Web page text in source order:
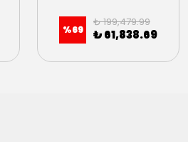
%69
₺ 199,479.99
₺ 61,838.69